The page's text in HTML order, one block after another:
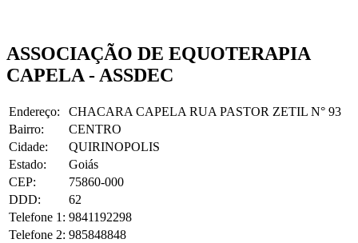
ASSOCIAÇÃO DE EQUOTERAPIA
CAPELA - ASSDEC
Endereço:
CHACARA CAPELA RUA PASTOR ZETIL N° 93
Bairro:
CENTRO
Cidade:
QUIRINOPOLIS
Estado:
Goiás
CEP:
75860-000
DDD:
62
Telefone 1: 9841192298
Telefone 2: 985848848